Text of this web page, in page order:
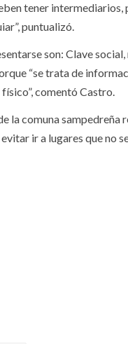
tener
puntualizó.
son: Clave
“se trata de
comentó Castro.
la comuna sampedreña
ir a lugares que